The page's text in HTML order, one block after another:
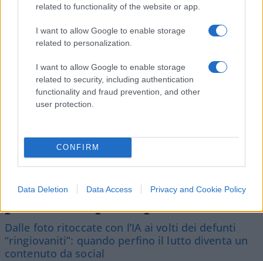
related to functionality of the website or app.
I want to allow Google to enable storage
related to personalization.
I want to allow Google to enable storage
related to security, including authentication
functionality and fraud prevention, and other
user protection.
CONFIRM
Data Deletion Data Access Privacy and Cookie Policy
Vignetta del 07/08/2026
Vai all'archivio delle vignette
Caro Porro, abbiamo davvero
Dalle foto ritoccate con l’IA ai volti dei defunti
“ringiovaniti”: quando perfino il lutto diventa un
contenuto da social